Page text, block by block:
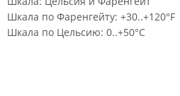
Шкала по Фаренгейту: +30..+120°F
Шкала по Цельсию: 0..+50°С